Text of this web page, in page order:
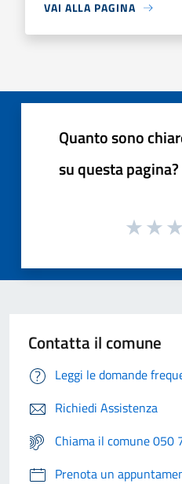
VAI ALLA PAGINA
Quanto sono
su questa pagina?
Contatta il comune
Leggi le domande
Richiedi Assistenza
Chiama il comune 050
Prenota un